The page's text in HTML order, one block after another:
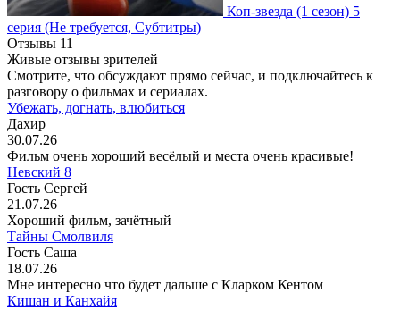
Коп-звезда (1 сезон) 5
серия (Не требуется, Субтитры)
Отзывы 11
Живые отзывы зрителей
Смотрите, что обсуждают прямо сейчас, и подключайтесь к
разговору о фильмах и сериалах.
Убежать, догнать, влюбиться
Дахир
30.07.26
Фильм очень хороший весёлый и места очень красивые!
Невский 8
Гость Сергей
21.07.26
Хороший фильм, зачётный
Тайны Смолвиля
Гость Саша
18.07.26
Мне интересно что будет дальше с Кларком Кентом
Кишан и Канхайя